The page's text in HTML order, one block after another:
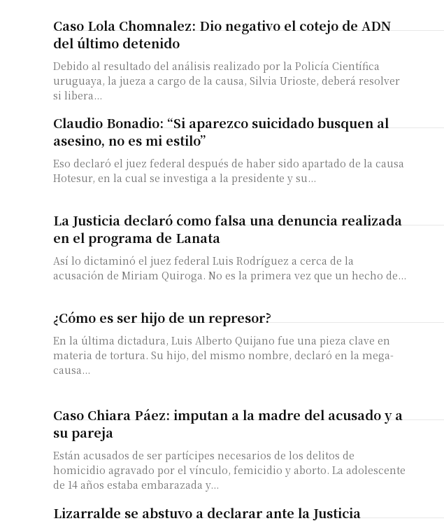
Caso Lola Chomnalez: Dio negativo el cotejo de ADN
del último detenido
Debido al resultado del análisis realizado por la Policía Científica
uruguaya, la jueza a cargo de la causa, Silvia Urioste, deberá resolver
si libera...
Claudio Bonadio: “Si aparezco suicidado busquen al
asesino, no es mi estilo”
Eso declaró el juez federal después de haber sido apartado de la causa
Hotesur, en la cual se investiga a la presidente y su...
La Justicia declaró como falsa una denuncia realizada
en el programa de Lanata
Así lo dictaminó el juez federal Luis Rodríguez a cerca de la
acusación de Miriam Quiroga. No es la primera vez que un hecho de...
¿Cómo es ser hijo de un represor?
En la última dictadura, Luis Alberto Quijano fue una pieza clave en
materia de tortura. Su hijo, del mismo nombre, declaró en la mega-
causa...
Caso Chiara Páez: imputan a la madre del acusado y a
su pareja
Están acusados de ser partícipes necesarios de los delitos de
homicidio agravado por el vínculo, femicidio y aborto. La adolescente
de 14 años estaba embarazada y...
Lizarralde se abstuvo a declarar ante la Justicia